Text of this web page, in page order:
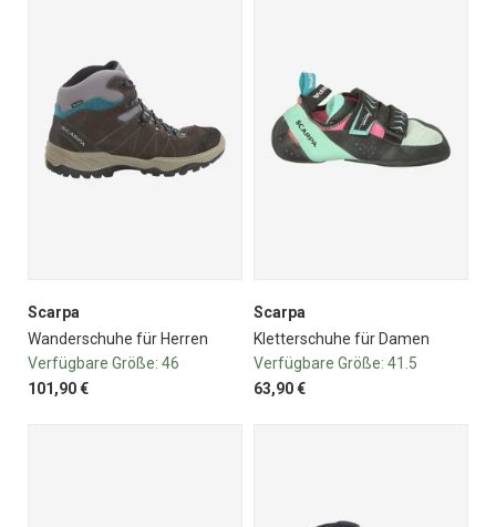
Scarpa
Wanderschuhe für Herren
Verfügbare Größe: 46
101,90 €
Scarpa
Kletterschuhe für Damen
Verfügbare Größe: 41.5
63,90 €